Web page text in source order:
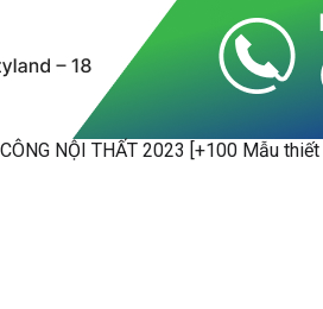
NỘI THẤT 2023 [+100 Mẫu